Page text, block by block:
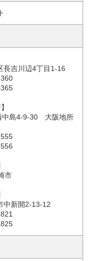
吉川辺4丁目1-16
中島4-9-30 大阪地所
市
新開2-13-12